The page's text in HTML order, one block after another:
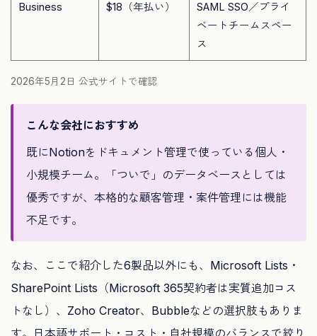
Business $18（年払い）
SAML SSO／プライ
ベートチームスペー
ス
2026年5月2日 公式サイトで確認
こんな会社におすすめ
既にNotionをドキュメント管理で使っている個人・
小規模チーム。「ついで」のデータベースとしては
優秀ですが、本格的な顧客管理・案件管理には機能
不足です。
なお、ここで紹介した6製品以外にも、Microsoft Lists・
SharePoint Lists（Microsoft 365契約者は実質追加コス
トなし）、Zoho Creator、Bubbleなどの選択肢もありま